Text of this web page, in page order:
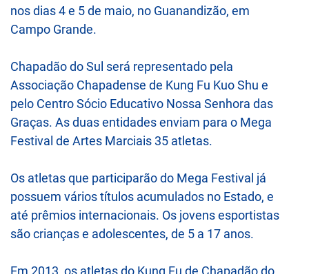
nos dias 4 e 5 de maio, no Guanandizão, em
Campo Grande.
Chapadão do Sul será representado pela
Associação Chapadense de Kung Fu Kuo Shu e
pelo Centro Sócio Educativo Nossa Senhora das
Graças. As duas entidades enviam para o Mega
Festival de Artes Marciais 35 atletas.
Os atletas que participarão do Mega Festival já
possuem vários títulos acumulados no Estado, e
até prêmios internacionais. Os jovens esportistas
são crianças e adolescentes, de 5 a 17 anos.
Em 2013, os atletas do Kung Fu de Chapadão do